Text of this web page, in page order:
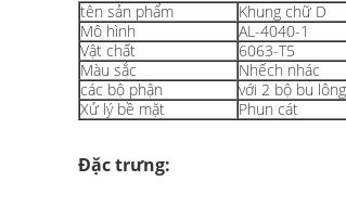
tên sản phẩm
Khung chữ D
Mô hình
AL-4040-1
Vật chất
6063-T5
Màu sắc
Nhếch nhác
các bộ phận
với 2 bộ bu
Xử lý bề mặt
Phun cát
Đặc trưng: